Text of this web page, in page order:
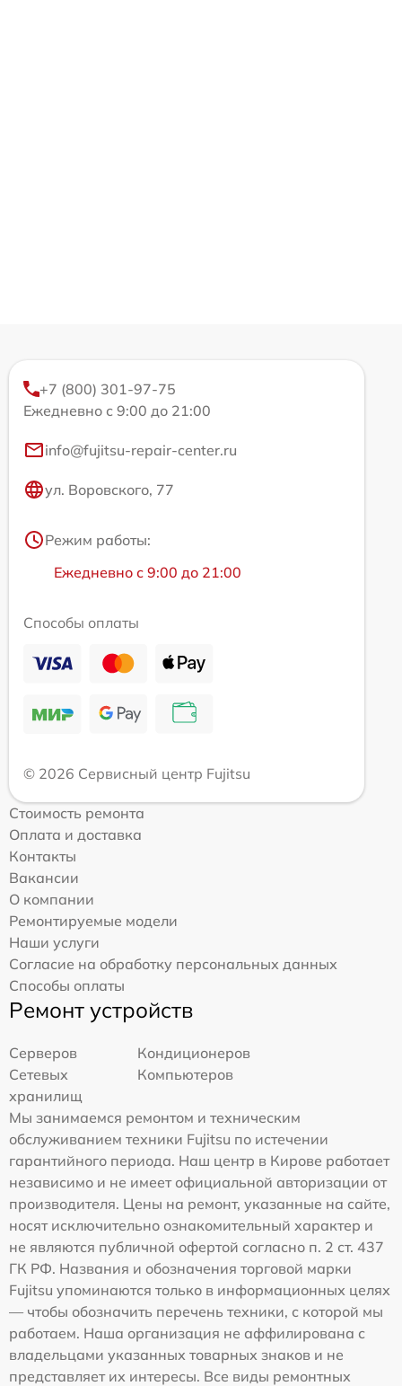
+7 (800) 301-97-75
Ежедневно с 9:00 до 21:00
info@fujitsu-repair-center.ru
ул. Воровского, 77
Режим работы:
Ежедневно с 9:00 до 21:00
Способы оплаты
© 2026 Сервисный центр Fujitsu
Стоимость ремонта
Оплата и доставка
Контакты
Вакансии
О компании
Ремонтируемые модели
Наши услуги
Согласие на обработку персональных данных
Способы оплаты
Ремонт устройств
Серверов
Кондиционеров
Сетевых
хранилищ
Компьютеров
Мы занимаемся ремонтом и техническим
обслуживанием техники Fujitsu по истечении
гарантийного периода. Наш центр в Кирове работает
независимо и не имеет официальной авторизации от
производителя. Цены на ремонт, указанные на сайте,
носят исключительно ознакомительный характер и
не являются публичной офертой согласно п. 2 ст. 437
ГК РФ. Названия и обозначения торговой марки
Fujitsu упоминаются только в информационных целях
— чтобы обозначить перечень техники, с которой мы
работаем. Наша организация не аффилирована с
владельцами указанных товарных знаков и не
представляет их интересы. Все виды ремонтных